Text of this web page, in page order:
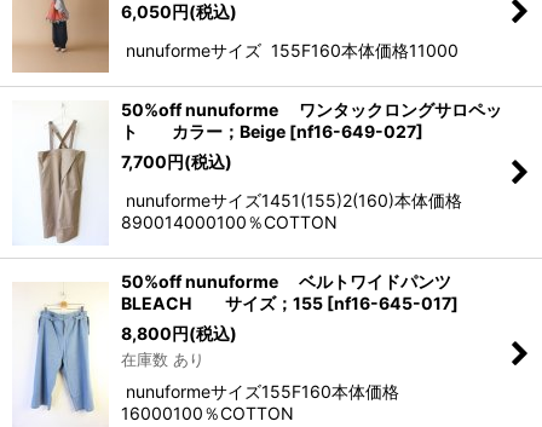
6,050 円(税込)
nunuformeサイズ 155F160本体価格11000
50%off nunuforme ワンタックロングサロペッ
ト カラー；Beige [nf16-649-027]
7,700 円(税込)
nunuformeサイズ1451(155)2(160)本体価格
890014000100％COTTON
50%off nunuforme ベルトワイドパンツ
BLEACH サイズ；155 [nf16-645-017]
8,800 円(税込)
在庫数 あり
nunuformeサイズ155F160本体価格
16000100％COTTON